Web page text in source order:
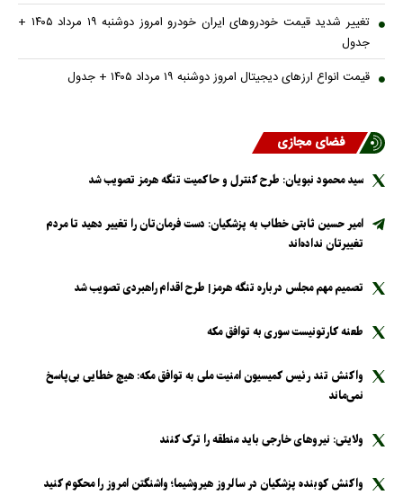
تغییر شدید قیمت خودرو‌های ایران خودرو امروز دوشنبه ۱۹ مرداد ۱۴۰۵ +
جدول
قیمت انواع ارز‌های دیجیتال امروز دوشنبه ۱۹ مرداد ۱۴۰۵ + جدول
فضای مجازی
سید محمود نبویان: طرح کنترل و حاکمیت تنگه هرمز تصویب شد
امیر حسین ثابتی خطاب به پزشکیان: دست فرمان‌تان را تغییر دهید تا مردم
تغییرتان نداده‌اند
تصمیم مهم مجلس درباره تنگه هرمز| طرح اقدام راهبردی تصویب شد
طعنه کارتونیست سوری به توافق مکه
واکنش تند رئیس کمیسیون امنیت ملی به توافق مکه: هیچ خطایی بی‌پاسخ
نمی‌ماند
ولایتی: نیرو‌های خارجی باید منطقه را ترک کنند
واکنش کوبنده پزشکیان در سالروز هیروشیما؛ واشنگتن امروز را محکوم کنید